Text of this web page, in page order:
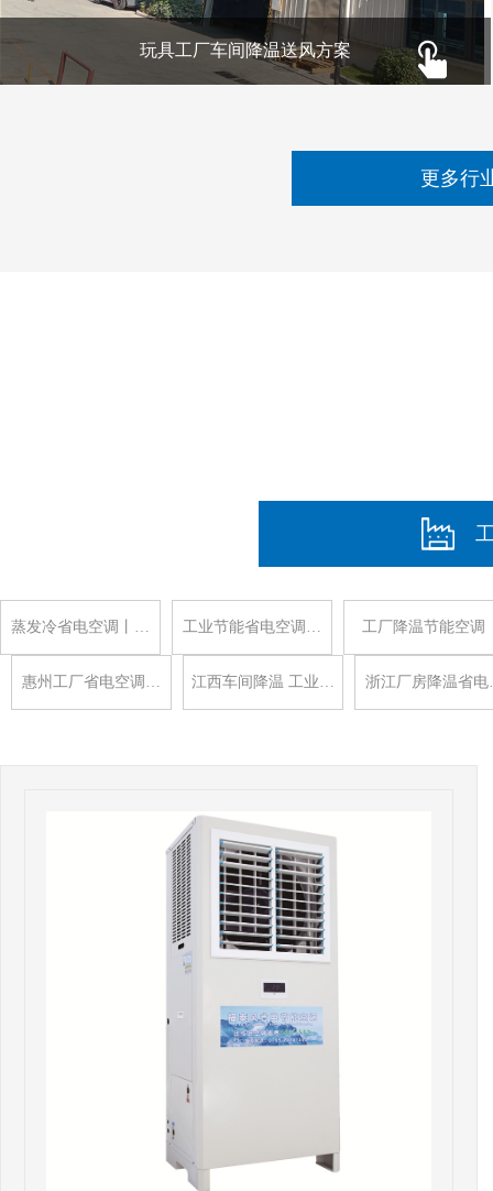
玩具工厂车间降温送风方案
更多行
蒸发冷省电空调丨… 工业节能省电空调… 工厂降温节能空调
惠州工厂省电空调… 江西车间降温 工业… 浙江厂房降温省